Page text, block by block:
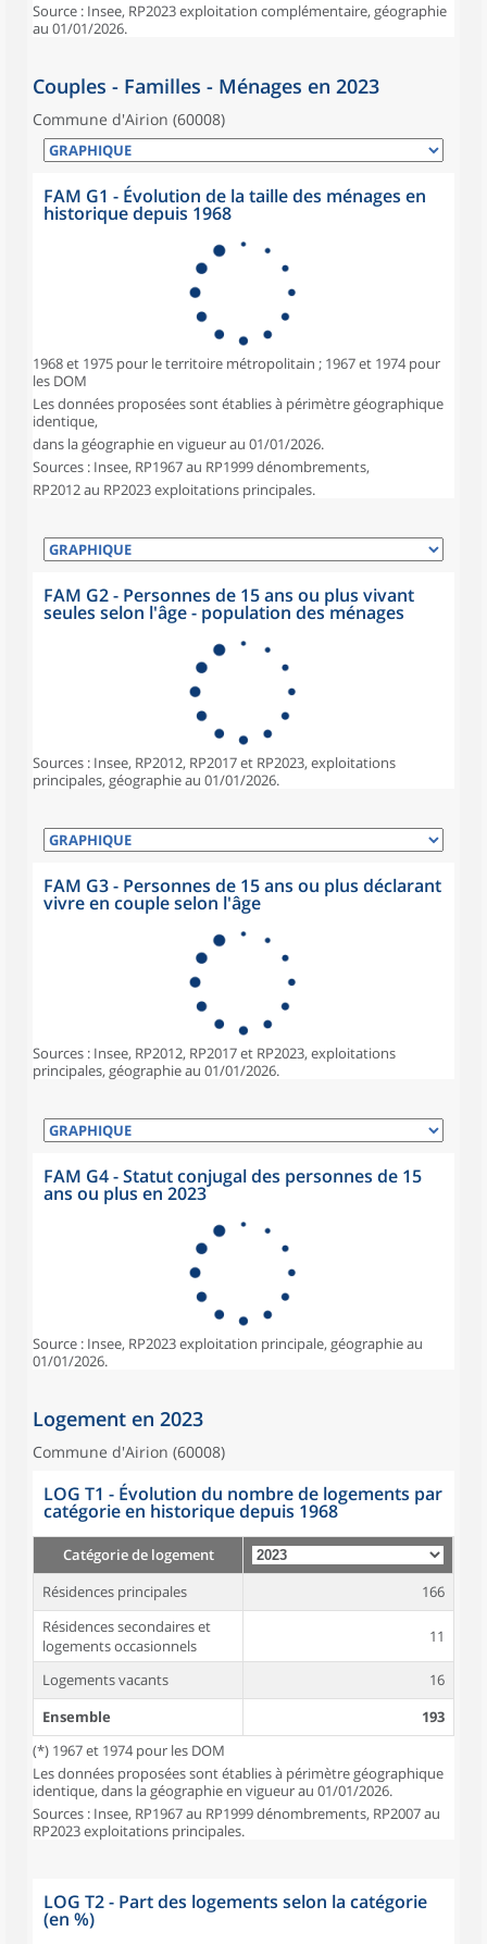
Source : Insee, RP2023 exploitation complémentaire, géographie
au 01/01/2026.
Couples - Familles - Ménages en 2023
Commune d'Airion (60008)
FAM G1 - Évolution de la taille des ménages en
historique depuis 1968
1968 et 1975 pour le territoire métropolitain ; 1967 et 1974 pour
les DOM
Les données proposées sont établies à périmètre géographique
identique,
dans la géographie en vigueur au 01/01/2026.
Sources : Insee, RP1967 au RP1999 dénombrements,
RP2012 au RP2023 exploitations principales.
FAM G2 - Personnes de 15 ans ou plus vivant
seules selon l'âge - population des ménages
Sources : Insee, RP2012, RP2017 et RP2023, exploitations
principales, géographie au 01/01/2026.
FAM G3 - Personnes de 15 ans ou plus déclarant
vivre en couple selon l'âge
Sources : Insee, RP2012, RP2017 et RP2023, exploitations
principales, géographie au 01/01/2026.
FAM G4 - Statut conjugal des personnes de 15
ans ou plus en 2023
Source : Insee, RP2023 exploitation principale, géographie au
01/01/2026.
Logement en 2023
Commune d'Airion (60008)
LOG T1 - Évolution du nombre de logements par
catégorie en historique depuis 1968
Catégorie de logement
Résidences principales
166
Résidences secondaires et
logements occasionnels
11
Logements vacants
16
Ensemble
193
(*) 1967 et 1974 pour les DOM
Les données proposées sont établies à périmètre géographique
identique, dans la géographie en vigueur au 01/01/2026.
Sources : Insee, RP1967 au RP1999 dénombrements, RP2007 au
RP2023 exploitations principales.
LOG T2 - Part des logements selon la catégorie
(en %)